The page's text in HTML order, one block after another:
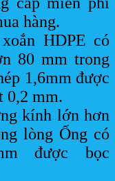
hàng.
HDPE có
80 mm trong
1,6mm được
0,2 mm.
kính lớn hơn
lòng Ống có
được bọc